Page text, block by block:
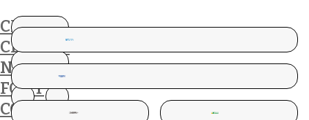
CES
CLIENTS
NOUS
FONT
CONFIANCE